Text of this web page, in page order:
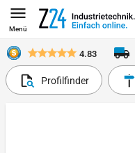
Menü
4.83
Profilfinder